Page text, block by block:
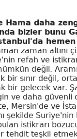
Hama daha
bizler bunu
zaman altını
refah ve
değil.
bir sınır değil,
bir gelecek var.
ve daha güvenli
Mersin'de ve
şekilde
istikrarı
tehdit teşkil